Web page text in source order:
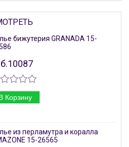
бижутерия GRANADA 15-
Корзину
из перламутра и коралла
15-26565